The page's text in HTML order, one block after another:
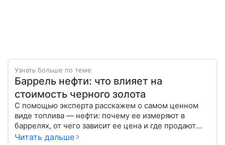
Узнать больше по теме
Баррель нефти: что влияет на
стоимость черного золота
С помощью эксперта расскажем о самом ценном
виде топлива — нефти: почему ее измеряют в
баррелях, от чего зависит ее цена и где продают
сырье.
Читать дальше